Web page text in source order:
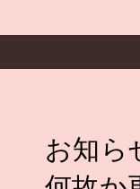
お知ら